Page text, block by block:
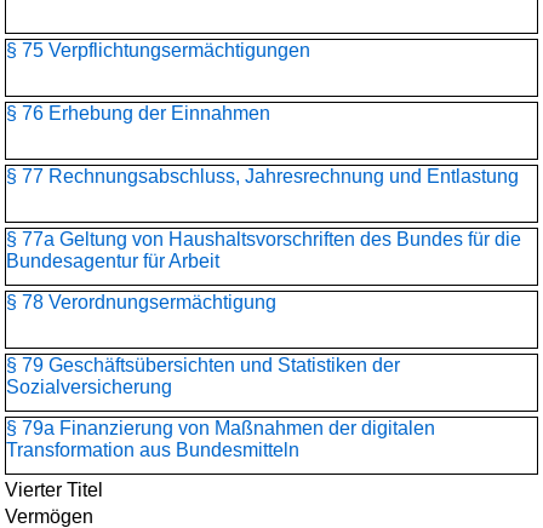
§ 75 Verpflichtungsermächtigungen
§ 76 Erhebung der Einnahmen
§ 77 Rechnungsabschluss, Jahresrechnung und Entlastung
§ 77a Geltung von Haushaltsvorschriften des Bundes für die
Bundesagentur für Arbeit
§ 78 Verordnungsermächtigung
§ 79 Geschäftsübersichten und Statistiken der
Sozialversicherung
§ 79a Finanzierung von Maßnahmen der digitalen
Transformation aus Bundesmitteln
Vierter Titel
Vermögen